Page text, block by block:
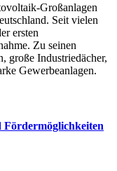
Großanlagen
Seit vielen
ersten
Zu seinen
große Industriedächer,
Gewerbeanlagen.
Fördermöglichkeiten